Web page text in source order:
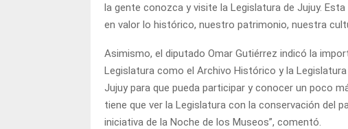
la gente conozca y visite la Legislatura de Jujuy.
en valor lo histórico, nuestro patrimonio, nuestra
Asimismo, el diputado Omar Gutiérrez indicó la
Legislatura como el Archivo Histórico y la
Jujuy para que pueda participar y conocer un poco
tiene que ver la Legislatura con la conservación del
iniciativa de la Noche de los Museos”, comentó.